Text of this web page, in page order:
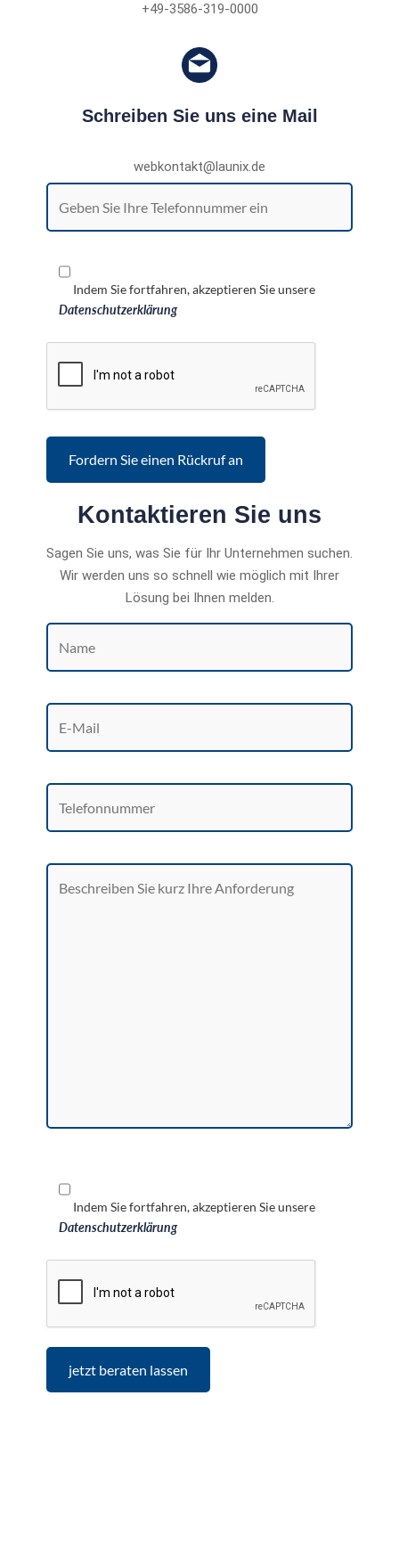
+49-3586-319-0000
Schreiben Sie uns eine Mail
webkontakt@launix.de
Indem Sie fortfahren, akzeptieren Sie unsere
Datenschutzerklärung
Kontaktieren Sie uns
Sagen Sie uns, was Sie für Ihr Unternehmen suchen.
Wir werden uns so schnell wie möglich mit Ihrer
Lösung bei Ihnen melden.
Indem Sie fortfahren, akzeptieren Sie unsere
Datenschutzerklärung